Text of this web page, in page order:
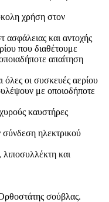
χρήση στον
ασφάλειας και αντοχής
που διαθέτουμε
απαίτηση
όλες οι συσκευές αερίου
με οποιοδήποτε
καυστήρες
σύνδεση ηλεκτρικού
και
σούβλας.